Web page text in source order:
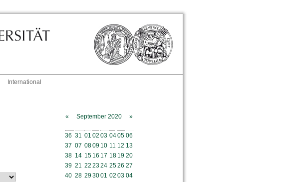
International
« September 2020
»
36 31 01 02 03 0405 06
37 07 0809 10 11 12 13
38 14 15 16 17 18 19 20
39 21 22 2324 2526 27
40 28 293001 02 03 04